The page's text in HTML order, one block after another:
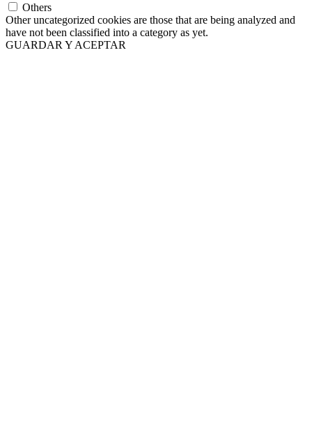
Others
Other uncategorized cookies are those that are being analyzed and
have not been classified into a category as yet.
GUARDAR Y ACEPTAR